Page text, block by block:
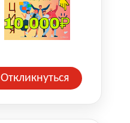
Откликнуться